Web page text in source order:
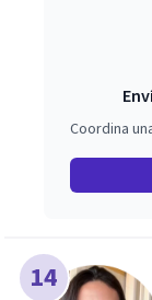
Coordina
14